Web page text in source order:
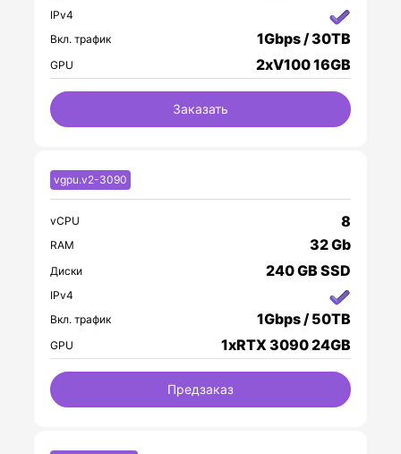
IPv4
Вкл. трафик
1Gbps / 30TB
GPU 2xV100 16GB
Заказать
vgpu.v2-3090
vCPU 8
RAM 32 Gb
Диски 240 GB SSD
IPv4
Вкл. трафик
1Gbps / 50TB
GPU 1xRTX 3090 24GB
Предзаказ